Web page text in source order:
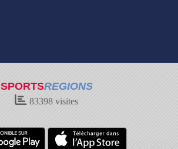
SPORTSREGIONS
83398 visites